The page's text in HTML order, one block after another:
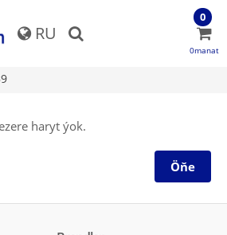
RU
0
0manat
haryt ýok.
Öňe